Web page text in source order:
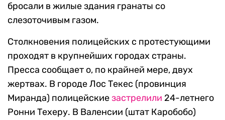
бросали в жилые здания гранаты со
слезоточивым газом.
Столкновения полицейских с протестующими
проходят в крупнейших городах страны.
Пресса сообщает о, по крайней мере, двух
жертвах. В городе Лос Текес (провинция
Миранда) полицейскиезастрелили 24-летнего
Ронни Техеру. В Валенсии (штат Каробобо)